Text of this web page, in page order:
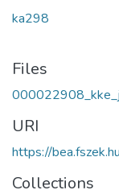
ka298
Files
URI
https://
Collections